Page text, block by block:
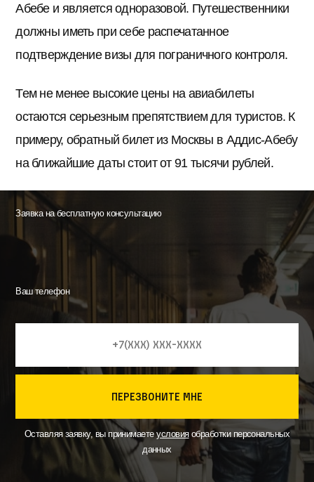
Абебе и является одноразовой. Путешественники
должны иметь при себе распечатанное
подтверждение визы для пограничного контроля.
Тем не менее высокие цены на авиабилеты
остаются серьезным препятствием для туристов. К
примеру, обратный билет из Москвы в Аддис-Абебу
на ближайшие даты стоит от 91 тысячи рублей.
Заявка на бесплатную консультацию
Ваш телефон
перезвоните мне
Оставляя заявку, вы принимаетеусловияобработки персональных
данных